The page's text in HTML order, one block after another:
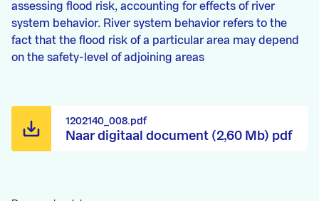
assessing flood risk, accounting for effects of river
system behavior. River system behavior refers to the
fact that the flood risk of a particular area may depend
on the safety-level of adjoining areas
Naar digitaal document (2,60 Mb) pdf
1202140_008.pdf